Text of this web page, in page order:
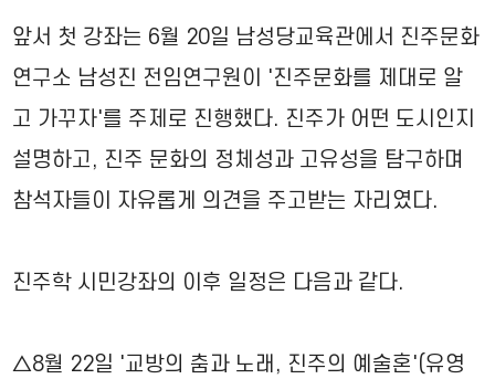
앞서 첫 강좌는 6월 20일 남성당교육관에서 진주문화
연구소 남성진 전임연구원이 '진주문화를 제대로 알
고 가꾸자'를 주제로 진행했다. 진주가 어떤 도시인지
설명하고, 진주 문화의 정체성과 고유성을 탐구하며
참석자들이 자유롭게 의견을 주고받는 자리였다.
진주학 시민강좌의 이후 일정은 다음과 같다.
△8월 22일 '교방의 춤과 노래, 진주의 예술혼'(유영